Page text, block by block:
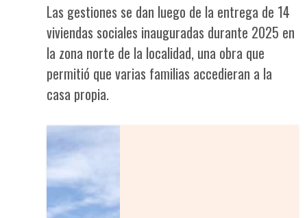
Las gestiones se dan luego de la entrega de 14
viviendas sociales inauguradas durante 2025 en
la zona norte de la localidad, una obra que
permitió que varias familias accedieran a la
casa propia.